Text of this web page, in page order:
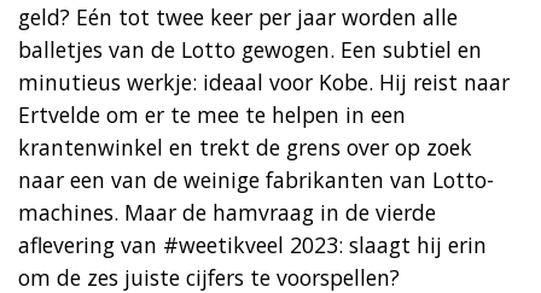
geld? Eén tot twee keer per jaar worden alle
balletjes van de Lotto gewogen. Een subtiel en
minutieus werkje: ideaal voor Kobe. Hij reist naar
Ertvelde om er te mee te helpen in een
krantenwinkel en trekt de grens over op zoek
naar een van de weinige fabrikanten van Lotto-
machines. Maar de hamvraag in de vierde
aflevering van #weetikveel 2023: slaagt hij erin
om de zes juiste cijfers te voorspellen?